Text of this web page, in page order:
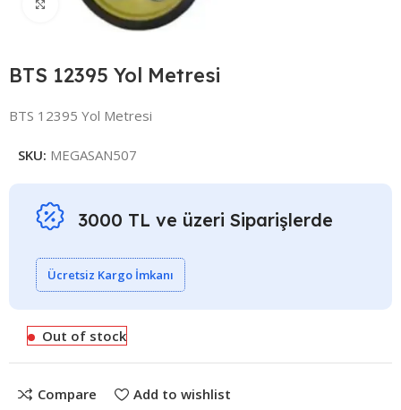
Click to enlarge
BTS 12395 Yol Metresi
BTS 12395 Yol Metresi
SKU: MEGASAN507
3000 TL ve üzeri Siparişlerde
Ücretsiz Kargo İmkanı
Out of stock
Compare Add to wishlist